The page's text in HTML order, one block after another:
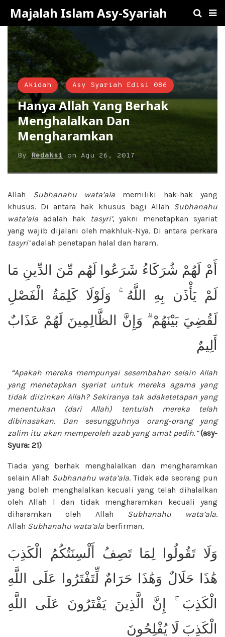
Majalah Islam Asy-Syariah
Akidah Asy Syariah Edisi 086
Hanya Allah Yang Berhak
Menghalalkan Dan
Mengharamkan
By Redaksi on Agu 26, 2017
Allah Subhanahu wata’ala memiliki hak-hak yang
khusus. Di antara hak khusus bagi Allah Subhanahu
wata’ala adalah hak tasyri’, yakni menetapkan syariat
yang wajib dijalani oleh makhluk-Nya. Di antara perkara
tasyri’adalah penetapan halal dan haram.
أَمْ لَهُمْ شُرَكَاءُ شَرَعُوا لَهُم مِّنَ الدِّينِ مَا
لَمْ يَأْذَن بِهِ اللَّهُ ۚ وَلَوْلَا كَلِمَةُ الْفَصْلِ
لَقُضِيَ بَيْنَهُمْ ۗ وَإِنَّ الظَّالِمِينَ لَهُمْ عَذَابٌ
أَلِيمٌ
“Apakah mereka mempunyai sesembahan selain Allah
yang menetapkan syariat untuk mereka agama yang
tidak diizinkan Allah? Sekiranya tak adaketetapan yang
menentukan (dari Allah) tentulah mereka telah
dibinasakan. Dan sesungguhnya orang-orang yang
zalim itu akan memperoleh azab yang amat pedih.”(asy-
Syura: 21)
Tiada yang berhak menghalalkan dan mengharamkan
selain Allah Subhanahu wata’ala. Tidak ada seorang pun
yang boleh menghalalkan kecuali yang telah dihalalkan
oleh Allah l dan tidak mengharamkan kecuali yang
diharamkan oleh Allah Subhanahu wata’ala.
Allah Subhanahu wata’ala berfirman,
وَلَا تَقُولُوا لِمَا تَصِفُ أَلْسِنَتُكُمُ الْكَذِبَ
هَٰذَا حَلَالٌ وَهَٰذَا حَرَامٌ لِّتَفْتَرُوا عَلَى اللَّهِ
الْكَذِبَ ۚ إِنَّ الَّذِينَ يَفْتَرُونَ عَلَى اللَّهِ
الْكَذِبَ لَا يُفْلِحُونَ